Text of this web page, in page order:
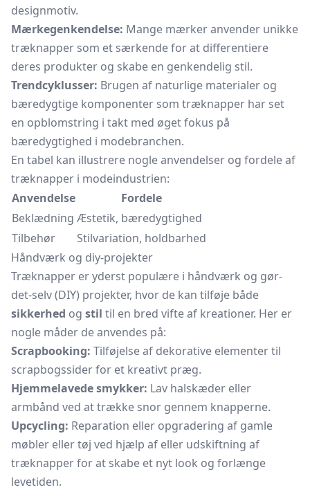
designmotiv.
Mærkegenkendelse: Mange mærker anvender unikke
træknapper som et særkende for at differentiere
deres produkter og skabe en genkendelig stil.
Trendcyklusser: Brugen af naturlige materialer og
bæredygtige komponenter som træknapper har set
en opblomstring i takt med øget fokus på
bæredygtighed i modebranchen.
En tabel kan illustrere nogle anvendelser og fordele af
træknapper i modeindustrien:
Anvendelse
Fordele
Beklædning Æstetik, bæredygtighed
Tilbehør
Stilvariation, holdbarhed
Håndværk og diy-projekter
Træknapper er yderst populære i håndværk og gør-
det-selv (DIY) projekter, hvor de kan tilføje både
sikkerhed og stil til en bred vifte af kreationer. Her er
nogle måder de anvendes på:
Scrapbooking: Tilføjelse af dekorative elementer til
scrapbogssider for et kreativt præg.
Hjemmelavede smykker: Lav halskæder eller
armbånd ved at trække snor gennem knapperne.
Upcycling: Reparation eller opgradering af gamle
møbler eller tøj ved hjælp af eller udskiftning af
træknapper for at skabe et nyt look og forlænge
levetiden.